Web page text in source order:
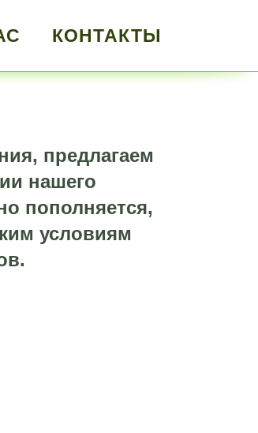
КОНТАКТЫ
предлагаем
нашего
пополняется,
условиям